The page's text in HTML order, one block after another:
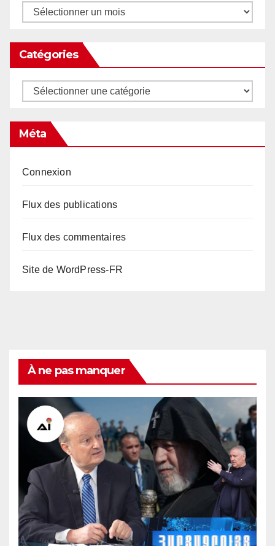
Archives
Catégories
Catégories
Méta
Connexion
Flux des publications
Flux des commentaires
Site de WordPress-FR
À ne pas manquer